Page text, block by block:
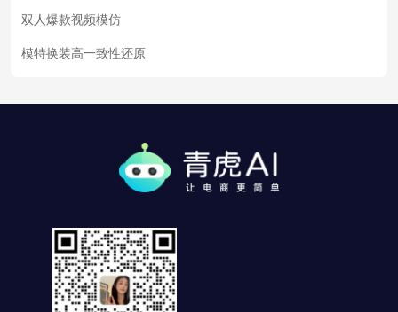
双人爆款视频模仿
模特换装高一致性还原